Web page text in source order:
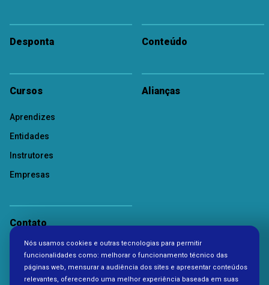
Desponta Conteúdo
Cursos
Aprendizes
Entidades
Instrutores
Empresas
Alianças
Contato
Nós usamos cookies e outras tecnologias para permitir
funcionalidades como: melhorar o funcionamento técnico das
páginas web, mensurar a audiência dos sites e apresentar conteúdos
relevantes, oferecendo uma melhor experiência baseada em suas